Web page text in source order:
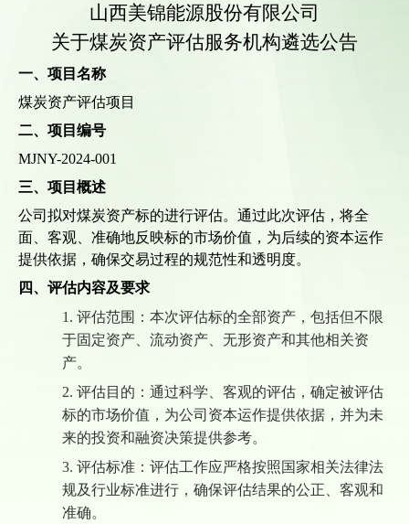
山西美锦能源股份有限公司
关于煤炭资产评估服务机构遴选公告
一、项目名称
煤炭资产评估项目
二、项目编号
MJNY-2024-001
三、项目概述
公司拟对煤炭资产标的进行评估。通过此次评估，将全
面、客观、准确地反映标的市场价值，为后续的资本运作
提供依据，确保交易过程的规范性和透明度。
四、 评估内容及要求
1. 评估范围：本次评估标的全部资产，包括但不限
于固定资产、流动资产、无形资产和其他相关资
产。
2. 评估目的：通过科学、客观的评估，确定被评估
标的市场价值，为公司 资本运作提供依据，并为未
来的投资和融资决策提供参考。
3. 评估标准：评估工作应严格按照国家相关法律法
规及行业标准进行，确保评估结果的公正、客观和
准确。